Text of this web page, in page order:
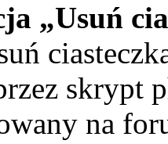
„Usuń
skrypt
na